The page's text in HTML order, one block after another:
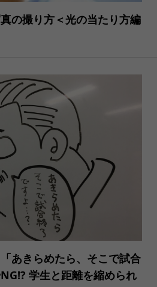
の撮り方＜光の当たり方編
「あきらめたら、そこで試合
学生と距離を縮められ